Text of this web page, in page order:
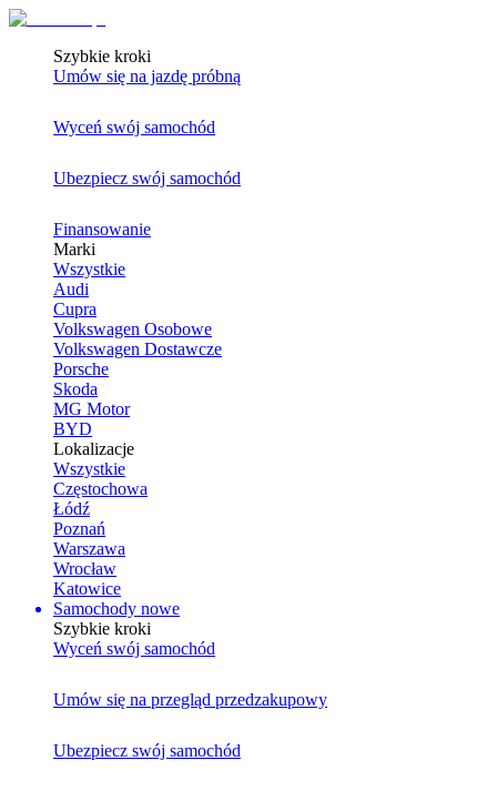
Szybkie kroki
Umów się na jazdę próbną
Wyceń swój samochód
Ubezpiecz swój samochód
Finansowanie
Marki
Wszystkie
Audi
Cupra
Volkswagen Osobowe
Volkswagen Dostawcze
Porsche
Skoda
MG Motor
BYD
Lokalizacje
Wszystkie
Częstochowa
Łódź
Poznań
Warszawa
Wrocław
Katowice
Samochody nowe
Szybkie kroki
Wyceń swój samochód
Umów się na przegląd przedzakupowy
Ubezpiecz swój samochód